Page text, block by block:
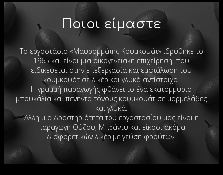
Ποιοι είμαστε
Το εργοστάσιο «Μαυρομμάτης Κουμκουάτ» ιδρύθηκε το
1965 και είναι μια οικογενειακή επιχείρηση, που
ειδικεύεται στην επεξεργασία και εμφιάλωση του
κουμκουάτ σε λικέρ και γλυκά αντίστοιχα.
Η γραμμή παραγωγής φθάνει το ένα εκατομμύριο
μπουκάλια και πενήντα τόνους κουμκουάτ σε μαρμελάδες
και γλυκά.
Άλλη μια δραστηριότητα του εργοστασίου μας είναι η
παραγωγή Ούζου, Μπράντυ και είκοσι ακόμα
διαφορετικών λικέρ με γεύση φρούτων.